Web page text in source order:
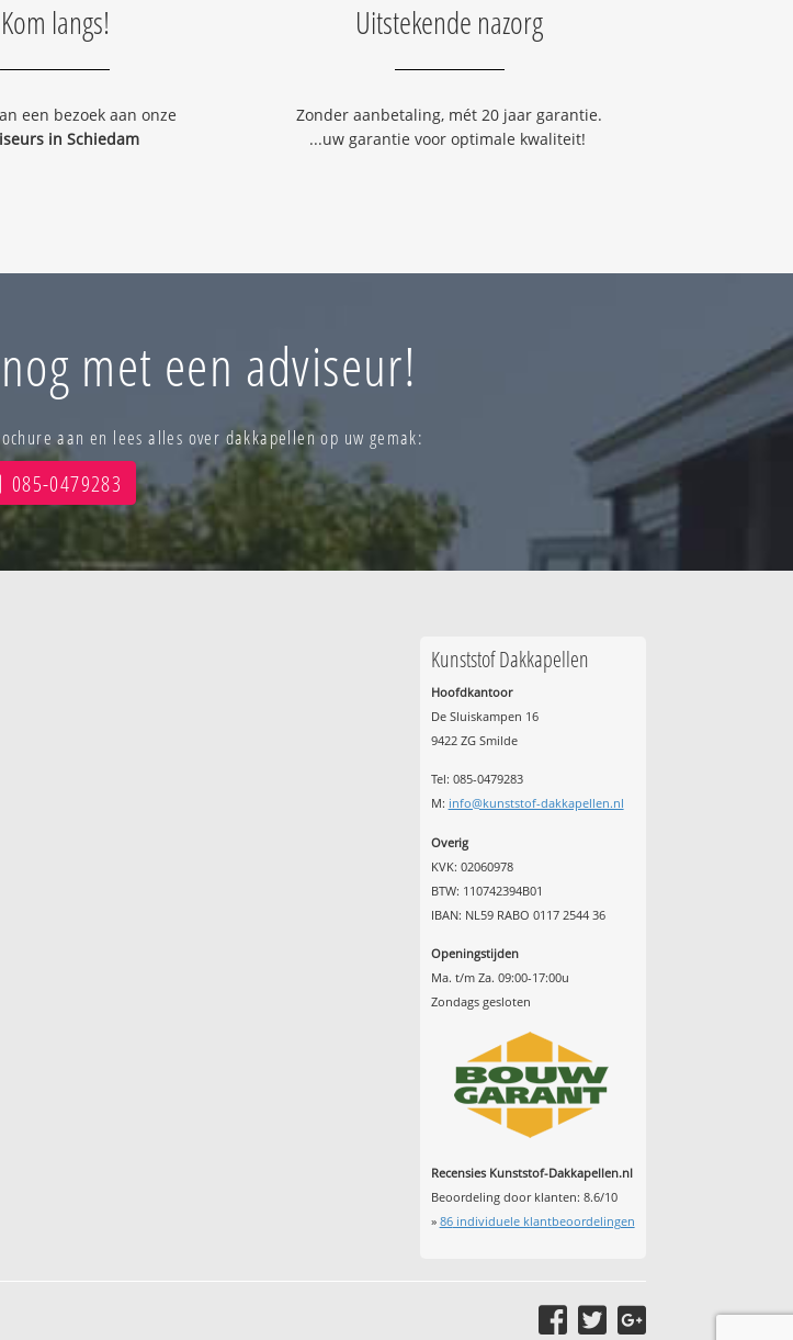
Kom langs!
een bezoek aan onze
in Schiedam
Uitstekende nazorg
Zonder aanbetaling, mét 20 jaar garantie.
...uw garantie voor optimale kwaliteit!
met een adviseur!
aan en lees alles over dakkapellen op uw gemak:
085-0479283
Kunststof Dakkapellen
Hoofdkantoor
De Sluiskampen 16
9422 ZG Smilde
Tel: 085-0479283
M: info@kunststof-dakkapellen.nl
Overig
KVK: 02060978
BTW: 110742394B01
IBAN: NL59 RABO 0117 2544 36
Openingstijden
Ma. t/m Za. 09:00-17:00u
Zondags gesloten
Recensies Kunststof-Dakkapellen.nl
Beoordeling door klanten: 8.6/10
» 86individuele klantbeoordelingen